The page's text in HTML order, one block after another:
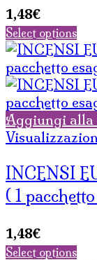
1,48€
Select options
Aggiungi alla
INCENSI
( 1
1,48€
Select options